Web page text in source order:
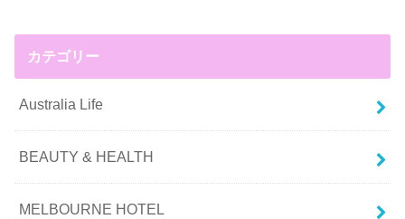
カテゴリー
Australia Life
BEAUTY & HEALTH
MELBOURNE HOTEL